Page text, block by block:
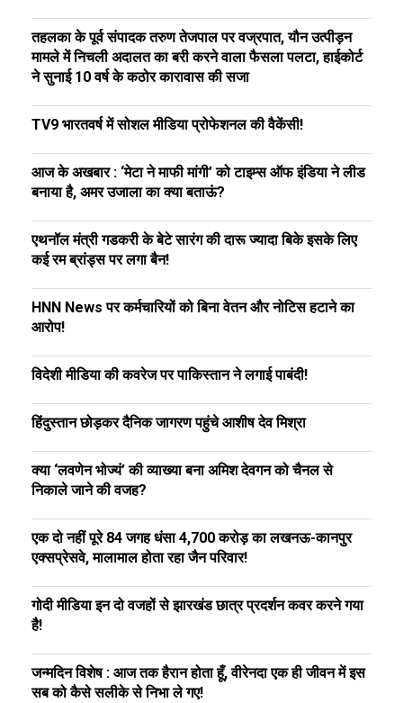
तहलका के पूर्व संपादक तरुण तेजपाल पर वज्रपात, यौन उत्पीड़न
मामले में निचली अदालत का बरी करने वाला फैसला पलटा, हाईकोर्ट
ने सुनाई 10 वर्ष के कठोर कारावास की सजा
TV9 भारतवर्ष में सोशल मीडिया प्रोफेशनल की वैकेंसी!
आज के अखबार : ‘मेटा ने माफी मांगी’ को टाइम्स ऑफ इंडिया ने लीड
बनाया है, अमर उजाला का क्या बताऊं?
एथनॉल मंत्री गडकरी के बेटे सारंग की दारू ज्यादा बिके इसके लिए
कई रम ब्रांड्स पर लगा बैन!
HNN News पर कर्मचारियों को बिना वेतन और नोटिस हटाने का
आरोप!
विदेशी मीडिया की कवरेज पर पाकिस्तान ने लगाई पाबंदी!
हिंदुस्तान छोड़कर दैनिक जागरण पहुंचे आशीष देव मिश्रा
क्या ‘लवणेन भोज्यं’ की व्याख्या बना अमिश देवगन को चैनल से
निकाले जाने की वजह?
एक दो नहीं पूरे 84 जगह धंसा ₹4,700 करोड़ का लखनऊ-कानपुर
एक्सप्रेसवे, मालामाल होता रहा जैन परिवार!
गोदी मीडिया इन दो वजहों से झारखंड छात्र प्रदर्शन कवर करने गया
है!
जन्मदिन विशेष : आज तक हैरान होता हूँ, वीरेनदा एक ही जीवन में इस
सब को कैसे सलीके से निभा ले गए!